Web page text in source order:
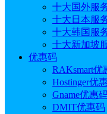
十大国外服
十大日本服
十大韩国服
十大新加坡
优惠码
RAKsmart优
Hostinger优
Gname优惠
DMIT优惠码